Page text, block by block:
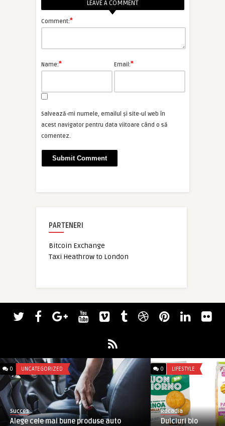
LEAVE A COMMENT
Comment:*
Name:* Email:*
Salvează-mi numele, emailul și site-ul web în
acest navigator pentru data viitoare când o să
comentez.
PARTENERI
Bitcoin Exchange
Taxi Heathrow to London
0 UNCATEGORIZED
Succes
Alege cele mai bune produse auto
0 LIFESTYLE
Rocadia
Dulciuri bio